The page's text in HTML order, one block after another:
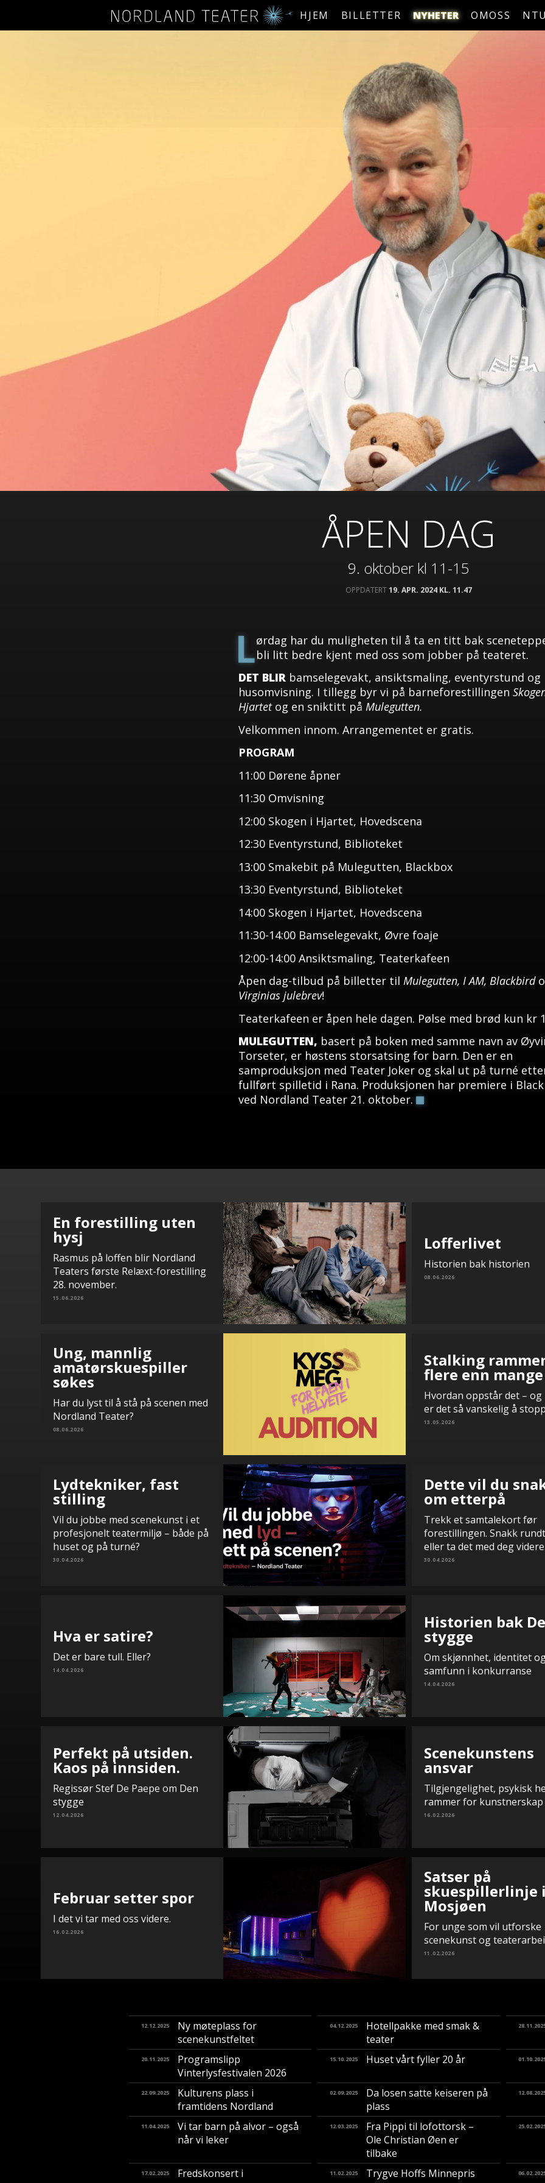
HJEM BILLETTER NYHETER OMOSS
ÅPEN DAG
9. oktober kl 11-15
OPPDATERT19. APR. 2024 KL. 11.47
Lørdag har du muligheten til å ta en titt bak
bli litt bedre kjent med oss som jobber på teateret.
DET BLIR bamse­legevakt, ansiktsmaling, eventyrstund og
husomvisning. I tillegg byr vi på barneforestillingen
Hjartetog en sniktitt på Mulegutten.
Velkommen innom. Arrangementet er gratis.
PROGRAM
11:00 Dørene åpner
11:30 Omvisning
12:00 Skogen i Hjartet, Hovedscena
12:30 Eventyrstund, Biblioteket
13:00 Smakebit på Mulegutten, Blackbox
13:30 Eventyrstund, Biblioteket
14:00 Skogen i Hjartet, Hovedscena
11:30-14:00 Bamselegevakt, Øvre foaje
12:00-14:00 Ansiktsmaling, Teaterkafeen
Åpen dag-tilbud på billetter til Mulegutten, I AM, Blackbird
Virginias julebrev!
Teaterkafeen er åpen hele dagen. Pølse med brød kun kr
MULEGUTTEN, basert på boken med samme navn av
Torseter, er høstens storsatsing for barn. Den er en
samproduksjon med Teater Joker og skal ut på turné
fullført spilletid i Rana. Produksjonen har premiere i
ved Nordland Teater 21. oktober.
En forestilling uten
hysj
Rasmus på loffen blir Nordland
Teaters første Relæxt-forestilling
28. november.
15.06.2026
Lofferlivet
Historien bak historien
08.06.2026
Ung, mannlig
amatørskuespiller
søkes
Har du lyst til å stå på scenen med
Nordland Teater?
08.06.2026
Stalking
flere enn
Hvordan oppstår det –
er det så vanskelig å
13.05.2026
Lydtekniker, fast
stilling
Vil du jobbe med scenekunst i et
profesjonelt teatermiljø – både på
huset og på turné?
30.04.2026
Dette vil du
om etterpå
Trekk et samtalekort før
forestillingen. Snakk
eller ta det med deg
30.04.2026
Hva er satire?
Det er bare tull. Eller?
14.04.2026
Historien bak
stygge
Om skjønnhet, identitet
samfunn i konkurranse
14.04.2026
Perfekt på utsiden.
Kaos på innsiden.
Regissør Stef De Paepe om Den
stygge
12.04.2026
Scenekunstens
ansvar
Tilgjengelighet, psykisk
rammer for kunstnerskap
16.02.2026
Februar setter spor
I det vi tar med oss videre.
16.02.2026
Satser på
skuespillerlinje
Mosjøen
For unge som vil utforske
scenekunst og
11.02.2026
12.12.2025
Ny møteplass for
scenekunstfeltet
04.12.2025
Hotellpakke med smak &
teater
20.11.2025
Programslipp
Vinterlysfestivalen 2026
15.10.2025 Huset vårt fyller 20 år
22.09.2025
Kulturens plass i
framtidens Nordland
02.09.2025
Da losen satte keiseren på
plass
11.04.2025
Vi tar barn på alvor – også
når vi leker
12.03.2025
Fra Pippi til lofottorsk –
Ole Christian Øen er
tilbake
17.02.2025
Fredskonsert i
11.02.2025
Trygve Hoffs Minnepris